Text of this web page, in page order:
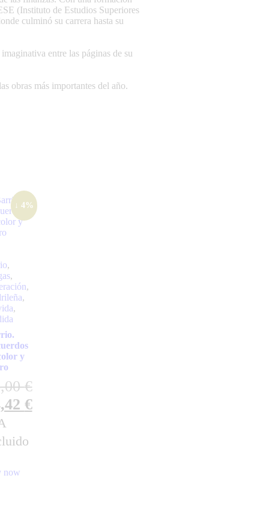
(Instituto de Estudios Superiores
culminó su carrera hasta su
entre las páginas de su
obras más importantes del año.
↓ 4%
,
,
,
,
,
y
€
€
now